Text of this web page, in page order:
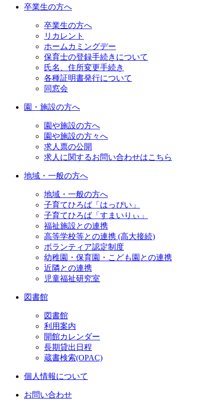
卒業生の方へ
卒業生の方へ
リカレント
ホームカミングデー
保育士の登録手続きについて
氏名、住所変更手続き
各種証明書発行について
同窓会
園・施設の方へ
園や施設の方へ
園や施設の方々へ
求人票の公開
求人に関するお問い合わせはこちら
地域・一般の方へ
地域・一般の方へ
子育てひろば「はっぴい」
子育てひろば「すまいりぃ」
福祉施設との連携
高等学校等との連携 (高大接続)
ボランティア認定制度
幼稚園・保育園・こども園との連携
近隣との連携
児童福祉研究室
図書館
図書館
利用案内
開館カレンダー
長期貸出日程
蔵書検索(OPAC)
個人情報について
お問い合わせ